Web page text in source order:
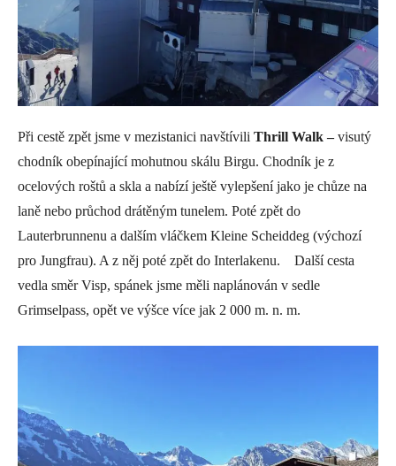
Při cestě zpět jsme v mezistanici navštívili Thrill Walk –visutý
chodník obepínající mohutnou skálu Birgu. Chodník je z
ocelových roštů a skla a nabízí ještě vylepšení jako je chůze na
laně nebo průchod drátěným tunelem. Poté zpět do
Lauterbrunnenu a dalším vláčkem Kleine Scheiddeg (výchozí
pro Jungfrau). A z něj poté zpět do Interlakenu. Další cesta
vedla směr Visp, spánek jsme měli naplánován v sedle
Grimselpass, opět ve výšce více jak 2 000 m. n. m.